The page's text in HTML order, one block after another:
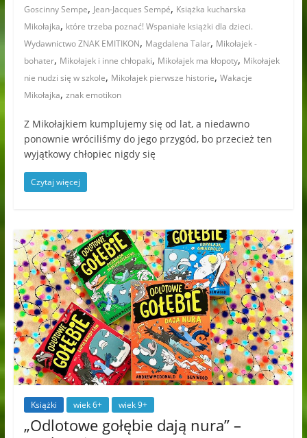
Goscinny Sempe, Jean-Jacques Sempé, Książka kucharska
Mikołajka, które trzeba poznać! Wspaniałe książki dla dzieci.
Wydawnictwo ZNAK EMITIKON, Magdalena Talar, Mikołajek -
bohater, Mikołajek i inne chłopaki, Mikołajek ma kłopoty, Mikołajek
nie nudzi się w szkole, Mikołajek pierwsze historie, Wakacje
Mikołajka, znak emotikon
Z Mikołajkiem kumplujemy się od lat, a niedawno
ponownie wróciliśmy do jego przygód, bo przecież ten
wyjątkowy chłopiec nigdy się
Czytaj więcej
Książki wiek 6+ wiek 9+
„Odlotowe gołębie dają nura” –